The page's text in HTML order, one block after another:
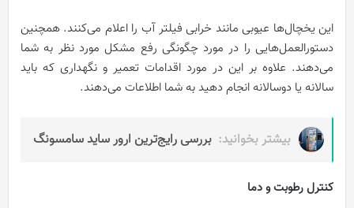
این یخچال‌ها عیوبی مانند خرابی فیلتر آب را اعلام می‌کنند. همچنین
دستورالعمل‌هایی را در مورد چگونگی رفع مشکل مورد نظر به شما
می‌دهند. علاوه بر این در مورد اقدامات تعمیر و نگهداری که باید
سالانه یا دوسالانه انجام دهید به شما اطلاعات می‌دهند.
بیشتر بخوانید: بررسی رایج‌ترین ارور ساید سامسونگ
کنترل رطوبت و دما